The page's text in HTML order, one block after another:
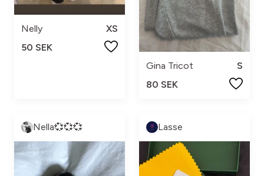
Nelly
XS
50 SEK
Gina Tricot
S
80 SEK
Nella💞💞💞 Lasse